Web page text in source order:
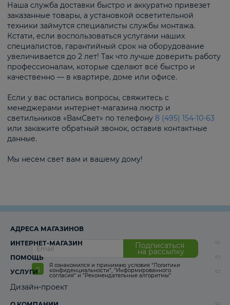
Наша служба доставки быстро и аккуратно привезет
заказанные товары, а установкой осветительной
техники займутся специалисты службы монтажа.
Кстати, если воспользоваться услугами наших
специалистов, гарантийный срок на оборудование
увеличивается до 2 лет! Так что лучше доверить работу
профессионалам, которые сделают всё быстро и
качественно — в квартире, доме или офисе.
Если у вас остались вопросы, свяжитесь с
менеджерами интернет-магазина люстр и
светильников «ВамСвет» по телефону 8 (495) 154-10-63
или закажите обратный звонок, оставив контактные
данные.
Мы несем свет вам и вашему дому!
Подписаться
на рассылку
Я ознакомился и принимаю условия “Политики
конфиденциальности”, “Информированного
согласия“ и “Рекомендательные алгоритмы“
АДРЕСА МАГАЗИНОВ
ИНТЕРНЕТ-МАГАЗИН
ПОМОЩЬ
УСЛУГИ
Дизайн-проект